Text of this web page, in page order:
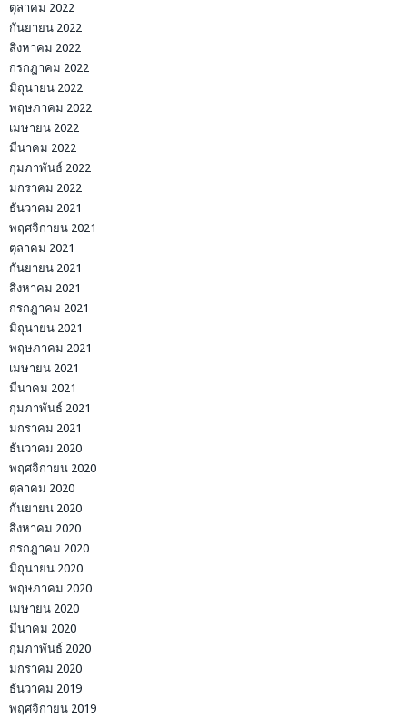
ตุลาคม 2022
กันยายน 2022
สิงหาคม 2022
กรกฎาคม 2022
มิถุนายน 2022
พฤษภาคม 2022
เมษายน 2022
มีนาคม 2022
กุมภาพันธ์ 2022
มกราคม 2022
ธันวาคม 2021
พฤศจิกายน 2021
ตุลาคม 2021
กันยายน 2021
สิงหาคม 2021
กรกฎาคม 2021
มิถุนายน 2021
พฤษภาคม 2021
เมษายน 2021
มีนาคม 2021
กุมภาพันธ์ 2021
มกราคม 2021
ธันวาคม 2020
พฤศจิกายน 2020
ตุลาคม 2020
กันยายน 2020
สิงหาคม 2020
กรกฎาคม 2020
มิถุนายน 2020
พฤษภาคม 2020
เมษายน 2020
มีนาคม 2020
กุมภาพันธ์ 2020
มกราคม 2020
ธันวาคม 2019
พฤศจิกายน 2019